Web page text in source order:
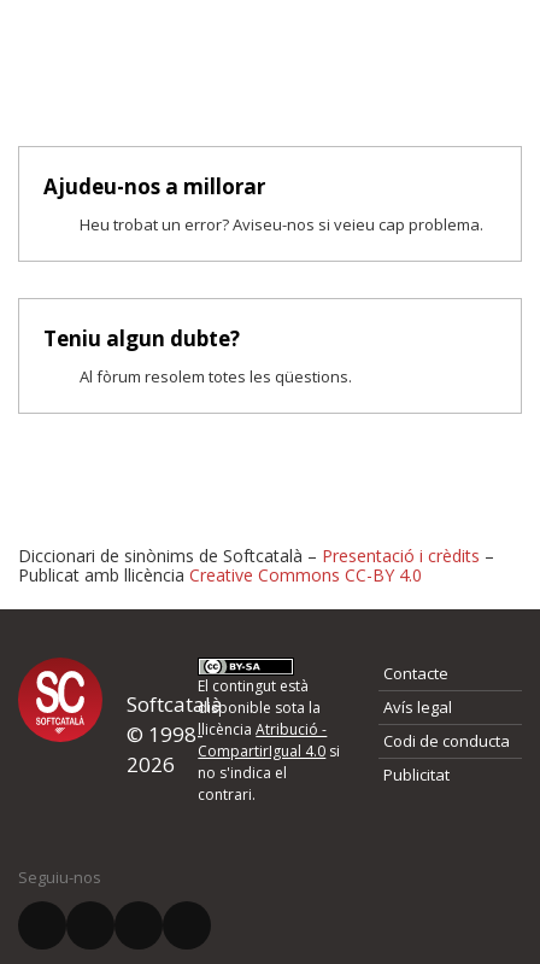
Ajudeu-nos a millorar
Heu trobat un error? Aviseu-nos si veieu cap problema.
Teniu algun dubte?
Al fòrum resolem totes les qüestions.
Proposeu-nos millores o
d'errors
Si heu trobat un error o voleu proposar alguna millora, ompliu els
quina és la millora que proposeu o l'error del qual voleu informar-
El vostre correu electrònic *
Diccionari de sinònims de Softcatalà – Presentació i crèdits –
Publicat amb llicència Creative Commons CC-BY 4.0
Softcatalà
© 1998-
2026
El contingut està
disponible sota la
llicènciaAtribució -
CompartirIgual 4.0 si
no s'indica el
contrari.
Contacte
Avís legal
Codi de conducta
Publicitat
Seguiu-nos